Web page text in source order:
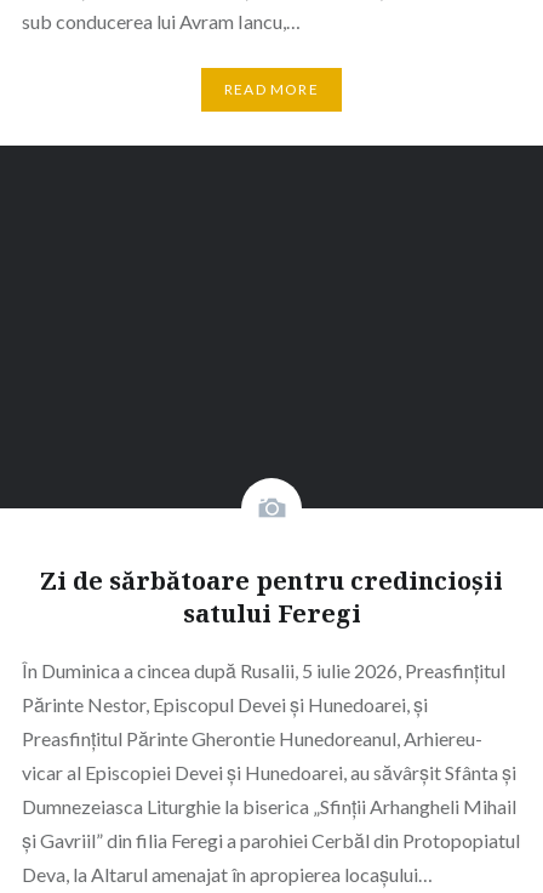
sub conducerea lui Avram Iancu,…
READ MORE
Zi de sărbătoare pentru credincioșii
satului Feregi
În Duminica a cincea după Rusalii, 5 iulie 2026, Preasfințitul
Părinte Nestor, Episcopul Devei și Hunedoarei, și
Preasfințitul Părinte Gherontie Hunedoreanul, Arhiereu-
vicar al Episcopiei Devei și Hunedoarei, au săvârșit Sfânta și
Dumnezeiasca Liturghie la biserica „Sfinții Arhangheli Mihail
și Gavriil” din filia Feregi a parohiei Cerbăl din Protopopiatul
Deva, la Altarul amenajat în apropierea locașului…